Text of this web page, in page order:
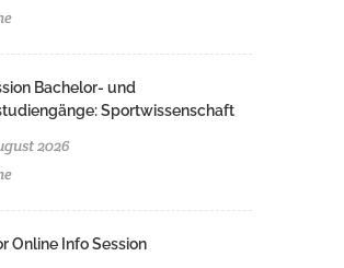
Bachelor- und
Sportwissenschaft
2026
Online Info Session